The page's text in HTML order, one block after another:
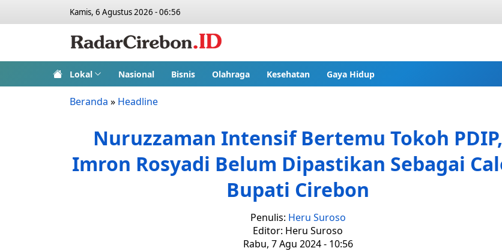
Kamis, 6 Agustus 2026 - 06:56
Lokal Nasional Bisnis Olahraga Kesehatan Gaya Hidup
Beranda » Headline
Nuruzzaman Intensif Bertemu Tokoh PDIP,
Imron Rosyadi Belum Dipastikan Sebagai
Bupati Cirebon
Penulis: Heru Suroso
Editor: Heru Suroso
Rabu, 7 Agu 2024 - 10:56